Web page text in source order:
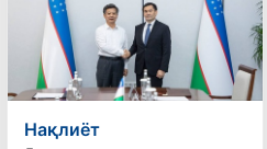
Нақлиёт